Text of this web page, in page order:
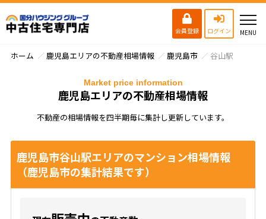
会員登録 ログイン
ホーム 鹿児島エリアの不動産相場情報 鹿児島市 谷山駅
鹿児島エリアの不動産相場情報
Market price information
不動産の相場情報を四半期毎に集計し更新しています。
鹿児島市谷山駅エリアのマンション相場情報
（鹿児島市の集計結果です）